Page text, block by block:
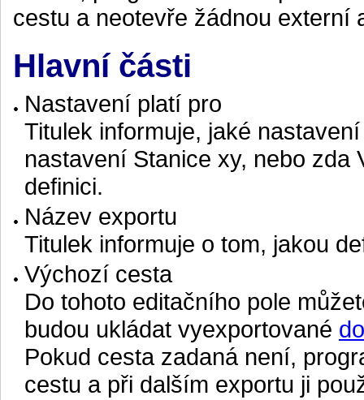
cestu a neotevře žádnou externí
Hlavní části
Nastavení platí pro
Titulek informuje, jaké
nastavení Stanice xy, nebo
definici.
Název exportu
Titulek informuje o tom, jakou
Výchozí cesta
Do tohoto editačního pole
budou ukládat vyexportované
Pokud cesta zadaná není,
cestu a při dalším exportu ji